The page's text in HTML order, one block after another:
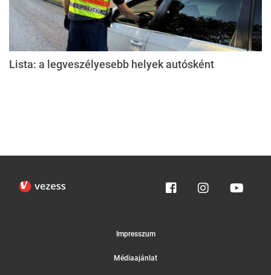
Lista: a legveszélyesebb helyek autósként
Impresszum
Médiaajánlat